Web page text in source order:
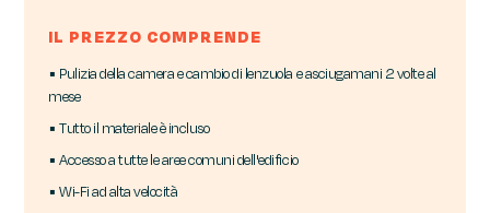
IL PREZZO COMPRENDE
▪ Pulizia della camera e cambio di lenzuola e asciugamani 2 volte al
mese
▪ Tutto il materiale è incluso
▪ Accesso a tutte le aree comuni dell'edificio
▪ Wi-Fi ad alta velocità